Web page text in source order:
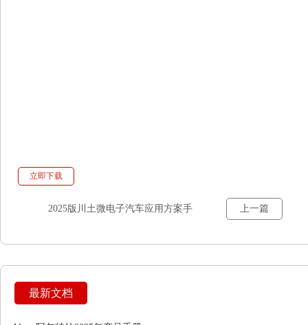
立即下载
2025版川土微电子汽车应用方案手
上一篇
最新文档